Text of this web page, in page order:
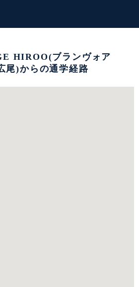
HIROO(ブランヴォア
尾)からの通学経路